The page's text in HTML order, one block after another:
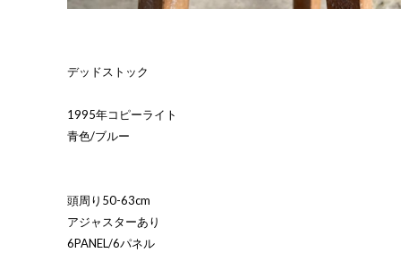
デッドストック
1995年コピーライト
青色/ブルー
頭周り50-63cm
アジャスターあり
6PANEL/6パネル